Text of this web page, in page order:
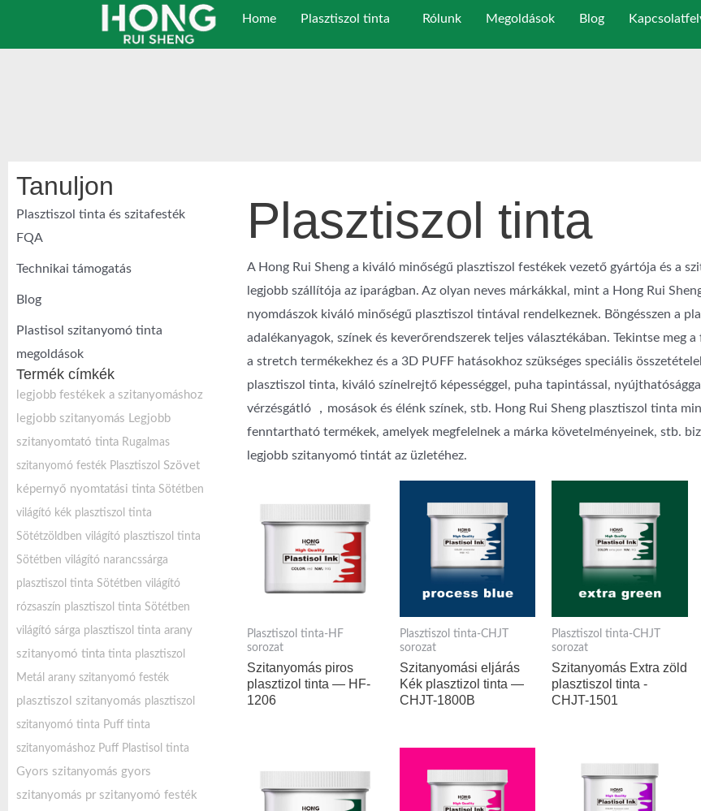
Home Plasztiszol tinta Rólunk Megoldások Blog
Tanuljon
Plasztiszol tinta és szitafesték
FQA
Technikai támogatás
Blog
Plastisol szitanyomó tinta
megoldások
Termék címkék
legjobb festékek a szitanyomáshoz
legjobb szitanyomás Legjobb
szitanyomtató tinta Rugalmas
szitanyomó festék Plasztiszol
Szövet
képernyő nyomtatási tinta Sötétben
világító kék plasztiszol tinta
Sötétzöldben világító plasztiszol tinta
Sötétben világító narancssárga
plasztiszol tinta Sötétben világító
rózsaszín plasztiszol tinta Sötétben
világító sárga plasztiszol tinta arany
szitanyomó tinta tinta plasztiszol
Metál arany szitanyomó festék
plasztiszol szitanyomás plasztiszol
szitanyomó tinta Puff tinta
szitanyomáshoz Puff Plastisol tinta
Gyors szitanyomás gyors
szitanyomás pr szitanyomó festék
Plasztiszol tinta
A Hong Rui Sheng a kiváló minőségű plasztiszol festékek vezető gyártója és a
legjobb szállítója az iparágban. Az olyan neves márkákkal, mint a Hong Rui
nyomdászok kiváló minőségű plasztiszol tintával rendelkeznek. Böngésszen a
adalékanyagok, színek és keverőrendszerek teljes választékában. Tekintse meg
a stretch termékekhez és a 3D PUFF hatásokhoz szükséges speciális
plasztiszol tinta, kiváló színelrejtő képességgel, puha tapintással,
vérzésgátló ，mosások és élénk színek, stb. Hong Rui Sheng plasztiszol tinta
fenntartható termékek, amelyek megfelelnek a márka követelményeinek, stb.
legjobb szitanyomó tintát az üzletéhez.
Plasztiszol tinta-HF
sorozat
Szitanyomás piros
plasztizol tinta — HF-
1206
Plasztiszol tinta-CHJT
sorozat
Szitanyomási eljárás
Kék plasztizol tinta —
CHJT-1800B
Plasztiszol tinta-CHJT
sorozat
Szitanyomás Extra zöld
plasztiszol tinta -
CHJT-1501